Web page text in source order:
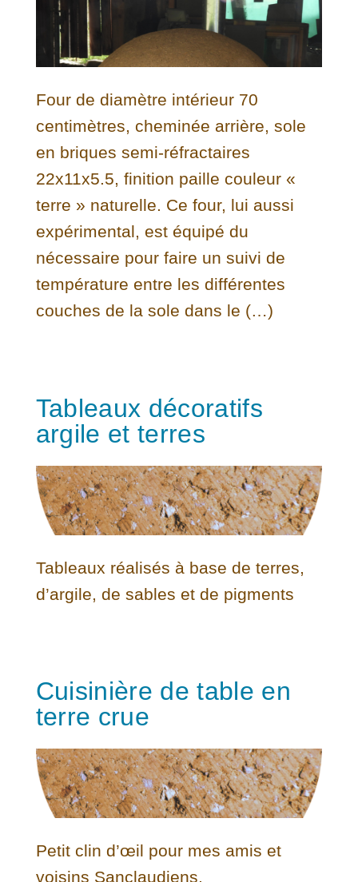
Four de diamètre intérieur 70
centimètres, cheminée arrière, sole
en briques semi-réfractaires
22x11x5.5, finition paille couleur «
terre » naturelle. Ce four, lui aussi
expérimental, est équipé du
nécessaire pour faire un suivi de
température entre les différentes
couches de la sole dans le (…)
Tableaux décoratifs
argile et terres
Tableaux réalisés à base de terres,
d’argile, de sables et de pigments
Cuisinière de table en
terre crue
Petit clin d’œil pour mes amis et
voisins Sanclaudiens,